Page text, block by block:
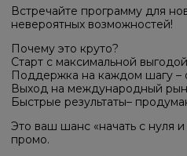
Встречайте программу для
невероятных возможностей!
Почему это круто?
Старт с максимальной
Поддержка на каждом шагу –
Выход на международный
Быстрые результаты–
Это ваш шанс «начать с нуля
промо.